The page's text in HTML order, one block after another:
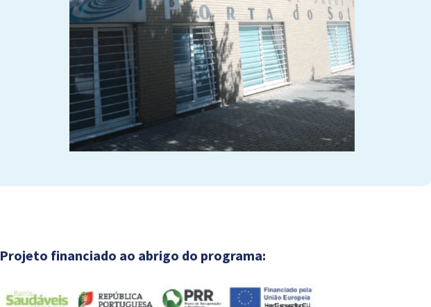
Projeto financiado ao abrigo do programa: